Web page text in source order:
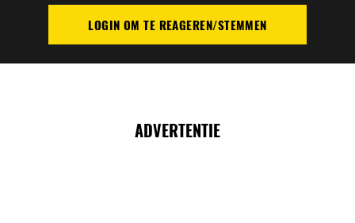
PLAATS REACTIELOGIN OM TE REAGEREN/STEMMEN
ADVERTENTIE